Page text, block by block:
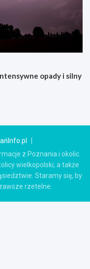
opady i silny
z Poznania i okolic.
wielkopolski, a także
Staramy się, by
rzetelne.